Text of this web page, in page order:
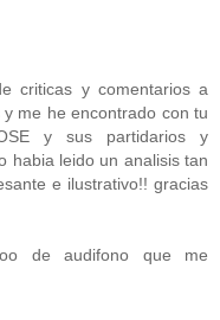
criticas y comentarios a
me he encontrado con tu
y sus partidarios y
habia leido un analisis tan
e ilustrativo!! gracias
de audifono que me